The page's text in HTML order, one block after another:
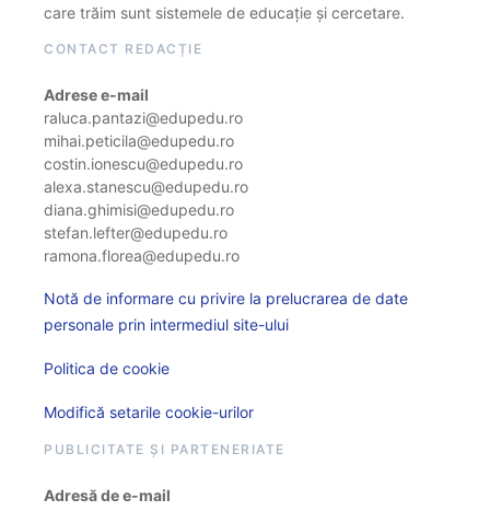
care trăim sunt sistemele de educație și cercetare.
CONTACT REDACȚIE
Adrese e-mail
raluca.pantazi@edupedu.ro
mihai.peticila@edupedu.ro
costin.ionescu@edupedu.ro
alexa.stanescu@edupedu.ro
diana.ghimisi@edupedu.ro
stefan.lefter@edupedu.ro
ramona.florea@edupedu.ro
Notă de informare cu privire la prelucrarea de date
personale prin intermediul site-ului
Politica de cookie
Modifică setarile cookie-urilor
PUBLICITATE ȘI PARTENERIATE
Adresă de e-mail